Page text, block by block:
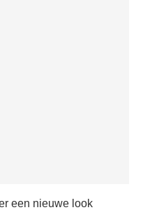
een nieuwe look